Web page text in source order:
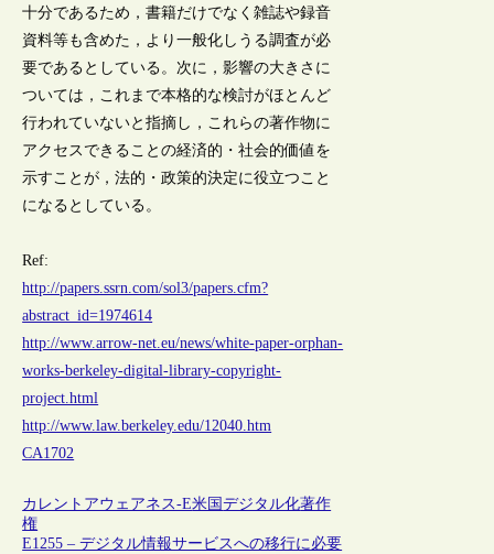
十分であるため，書籍だけでなく雑誌や録音
資料等も含めた，より一般化しうる調査が必
要であるとしている。次に，影響の大きさに
ついては，これまで本格的な検討がほとんど
行われていないと指摘し，これらの著作物に
アクセスできることの経済的・社会的価値を
示すことが，法的・政策的決定に役立つこと
になるとしている。
Ref:
http://papers.ssrn.com/sol3/papers.cfm?
abstract_id=1974614
http://www.arrow-net.eu/news/white-paper-orphan-
works-berkeley-digital-library-copyright-
project.html
http://www.law.berkeley.edu/12040.htm
CA1702
カレントアウェアネス-E米国デジタル化著作
権
E1255 – デジタル情報サービスへの移行に必要